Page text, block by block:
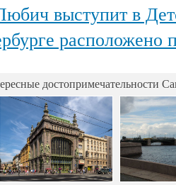
выступит в Детском театре
расположено
достопримечательности